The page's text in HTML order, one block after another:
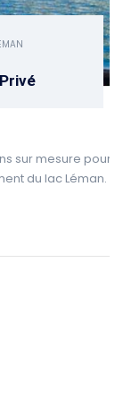
mesure pour
lac Léman.